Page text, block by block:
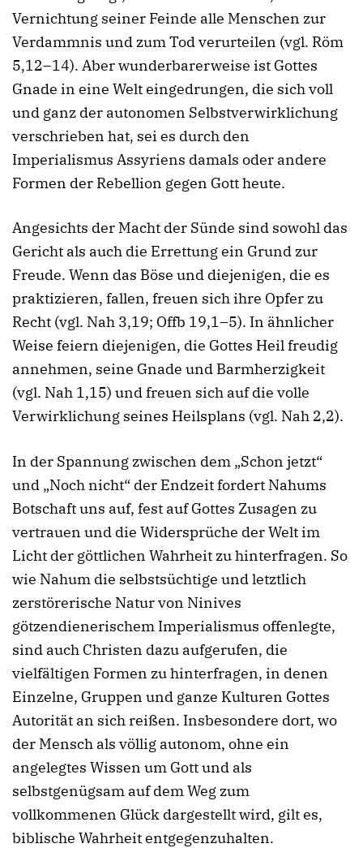
Vernichtung seiner Feinde alle Menschen zur
Verdammnis und zum Tod verurteilen (vgl. Röm
5,12–14). Aber wunderbarerweise ist Gottes
Gnade in eine Welt eingedrungen, die sich voll
und ganz der autonomen Selbstverwirklichung
verschrieben hat, sei es durch den
Imperialismus Assyriens damals oder andere
Formen der Rebellion gegen Gott heute.
Angesichts der Macht der Sünde sind sowohl das
Gericht als auch die Errettung ein Grund zur
Freude. Wenn das Böse und diejenigen, die es
praktizieren, fallen, freuen sich ihre Opfer zu
Recht (vgl. Nah 3,19; Offb 19,1–5). In ähnlicher
Weise feiern diejenigen, die Gottes Heil freudig
annehmen, seine Gnade und Barmherzigkeit
(vgl. Nah 1,15) und freuen sich auf die volle
Verwirklichung seines Heilsplans (vgl. Nah 2,2).
In der Spannung zwischen dem „Schon jetzt“
und „Noch nicht“ der Endzeit fordert Nahums
Botschaft uns auf, fest auf Gottes Zusagen zu
vertrauen und die Widersprüche der Welt im
Licht der göttlichen Wahrheit zu hinterfragen. So
wie Nahum die selbstsüchtige und letztlich
zerstörerische Natur von Ninives
götzendienerischem Imperialismus offenlegte,
sind auch Christen dazu aufgerufen, die
vielfältigen Formen zu hinterfragen, in denen
Einzelne, Gruppen und ganze Kulturen Gottes
Autorität an sich reißen. Insbesondere dort, wo
der Mensch als völlig autonom, ohne ein
angelegtes Wissen um Gott und als
selbstgenügsam auf dem Weg zum
vollkommenen Glück dargestellt wird, gilt es,
biblische Wahrheit entgegenzuhalten.